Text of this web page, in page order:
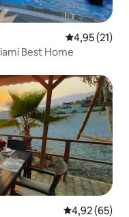
Średnia
4,95 (21)
Best Home
Średnia
4,92 (65)